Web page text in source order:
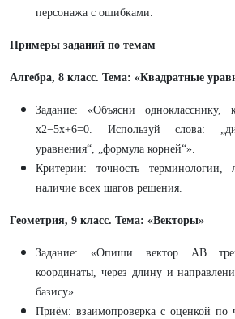
персонажа с ошибками.
Примеры заданий по темам
Алгебра, 8 класс. Тема: «Квадратные
Задание: «Объясни однокласснику,
x2−5x+6=0. Используй слова:
уравнения“, „формула корней“».
Критерии: точность терминологии,
наличие всех шагов решения.
Геометрия, 9 класс. Тема: «Векторы»
Задание: «Опиши вектор AB
координаты, через длину и
базису».
Приём: взаимопроверка с оценкой по